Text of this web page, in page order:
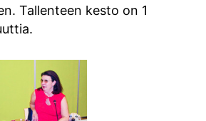
Tallenteen kesto on 1